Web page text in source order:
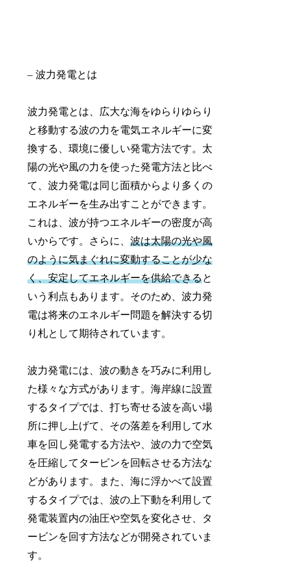
– 波力発電とは
波力発電とは、広大な海をゆらりゆらり
と移動する波の力を電気エネルギーに変
換する、環境に優しい発電方法です。太
陽の光や風の力を使った発電方法と比べ
て、波力発電は同じ面積からより多くの
エネルギーを生み出すことができます。
これは、波が持つエネルギーの密度が高
いからです。さらに、波は太陽の光や風
のように気まぐれに変動することが少な
く、安定してエネルギーを供給できると
いう利点もあります。そのため、波力発
電は将来のエネルギー問題を解決する切
り札として期待されています。
波力発電には、波の動きを巧みに利用し
た様々な方式があります。海岸線に設置
するタイプでは、打ち寄せる波を高い場
所に押し上げて、その落差を利用して水
車を回し発電する方法や、波の力で空気
を圧縮してタービンを回転させる方法な
どがあります。また、海に浮かべて設置
するタイプでは、波の上下動を利用して
発電装置内の油圧や空気を変化させ、タ
ービンを回す方法などが開発されていま
す。